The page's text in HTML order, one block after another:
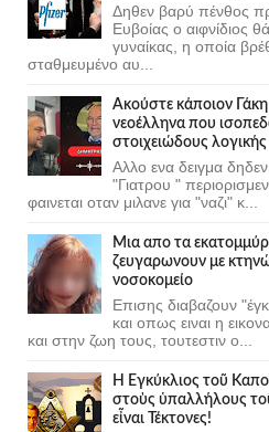
Δηθεν βαρύ πένθος
Ευβοίας ο αιφνίδιος
γυναίκας, η οποία
σταθμευμένο αυ...
Ακούστε κάποιον Γάκη
νεοέλληνα που
στοιχειώδους λογικής
Αλλο ενα δειγμα
"Γιατρου "
φαινεται οταν μιλανε για "ναζι" κ...
Μια απο τα
ζευγαρωνουν με
νοσοκομείο
Επισης διαβαζουν
και οπως ειναι η
και στην ζωη τους, τουτεστιν ο...
Ἡ Ἐγκύκλιος τοῦ
στοὺς ὑπαλλήλους
εἶναι Τέκτονες!